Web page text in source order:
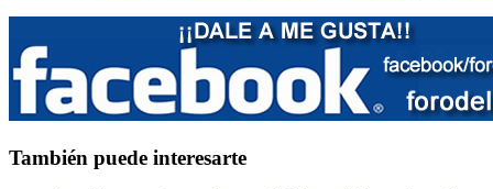
También puede interesarte